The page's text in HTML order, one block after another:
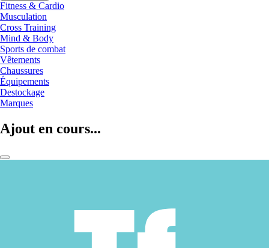
Fitness & Cardio
Musculation
Cross Training
Mind & Body
Sports de combat
Vêtements
Chaussures
Équipements
Destockage
Marques
Ajout en cours...